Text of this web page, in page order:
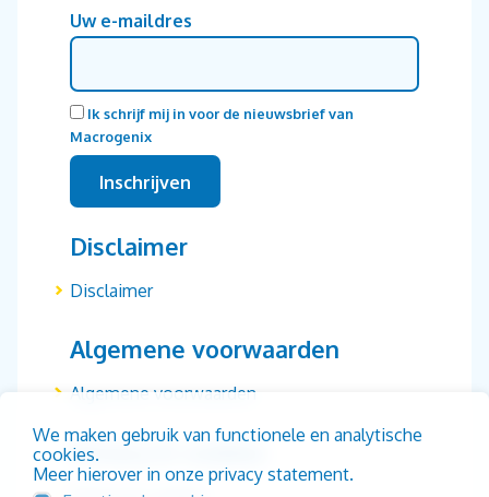
Uw e-maildres
Ik schrijf mij in voor de nieuwsbrief van
Macrogenix
Disclaimer
Disclaimer
Algemene voorwaarden
Algemene voorwaarden
Privacy & cookies
We maken gebruik van functionele en analytische
cookies.
Meer hierover in onze privacy statement.